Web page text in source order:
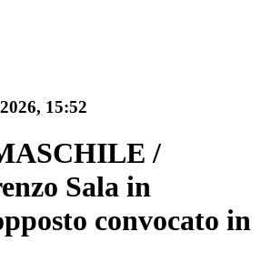
, 15:52
/
Sala in
convocato in